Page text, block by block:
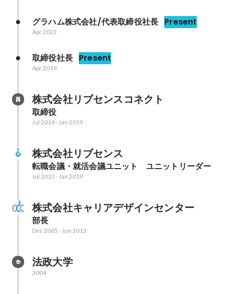
グラハム株式会社/代表取締役社長 Present
Apr 2023
取締役社長 Present
Apr 2019
株式会社リブセンスコネクト
取締役
Jul 2019- Jan 2019
株式会社リブセンス
転職会議・就活会議ユニット　ユニットリーダー
Jul 2013 - Jan 2019
株式会社キャリアデザインセンター
部長
Dec 2005 - Jun 2013
法政大学
2004